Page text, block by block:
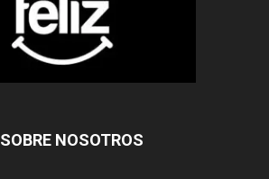
SOBRE NOSOTROS